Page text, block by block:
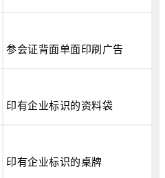
参会证背面单面印刷广告
印有企业标识的资料袋
印有企业标识的桌牌